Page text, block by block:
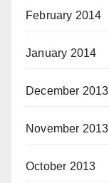
February 2014
January 2014
December 2013
November 2013
October 2013